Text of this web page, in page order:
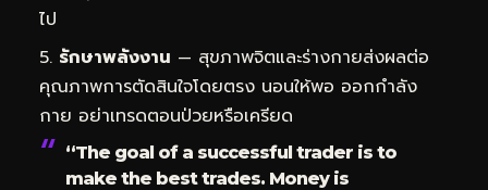
ไป
รักษาพลังงาน — สุขภาพจิตและร่างกายส่งผลต่อ
คุณภาพการตัดสินใจโดยตรง นอนให้พอ ออกกำลัง
กาย อย่าเทรดตอนป่วยหรือเครียด
“The goal of a successful trader is to
make the best trades. Money is